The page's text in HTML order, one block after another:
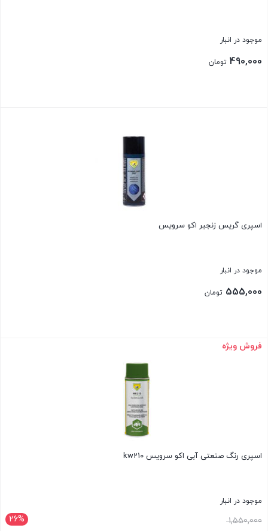
موجود در انبار
490,000 تومان
اسپری گریس زنجیر اکو سرویس
موجود در انبار
555,000 تومان
بستن
فروش ویژه
اسپری رنگ صنعتی آبی اکو سرویس kw210
موجود در انبار
26% 1,550,000قیمت